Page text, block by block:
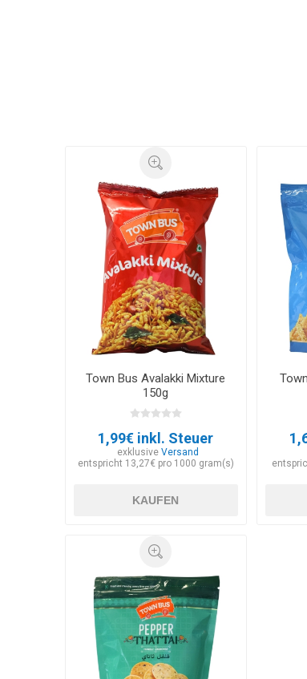
Town Bus Avalakki Mixture
150g
1,99€ inkl. Steuer
exklusive Versand
entspricht 13,27€ pro 1000 gram(s)
KAUFEN